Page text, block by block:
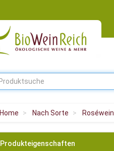
Home Nach Sorte Roséwein
Produkteigenschaften